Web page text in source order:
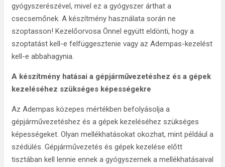
gyógyszerészével, mivel ez a gyógyszer árthat a
csecsemőnek. A készítmény használata során ne
szoptasson! Kezelőorvosa Önnel együtt eldönti, hogy a
szoptatást kell-e felfüggesztenie vagy az Adempas-kezelést
kell-e abbahagynia.
A készítmény hatásai a gépjárművezetéshez és a gépek
kezeléséhez szükséges képességekre
Az Adempas közepes mértékben befolyásolja a
gépjárművezetéshez és a gépek kezeléséhez szükséges
képességeket. Olyan mellékhatásokat okozhat, mint például a
szédülés. Gépjárművezetés és gépek kezelése előtt
tisztában kell lennie ennek a gyógyszernek a mellékhatásaival